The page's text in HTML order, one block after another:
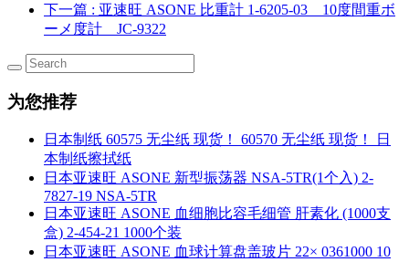
下一篇 : 亚速旺 ASONE 比重計 1-6205-03 10度間重ボ
ーメ度計 JC-9322
为您推荐
日本制纸 60575 无尘纸 现货！ 60570 无尘纸 现货！ 日
本制纸擦拭纸
日本亚速旺 ASONE 新型振荡器 NSA-5TR(1个入) 2-
7827-19 NSA-5TR
日本亚速旺 ASONE 血细胞比容毛细管 肝素化 (1000支
盒) 2-454-21 1000个装
日本亚速旺 ASONE 血球计算盘盖玻片 22× 0361000 10